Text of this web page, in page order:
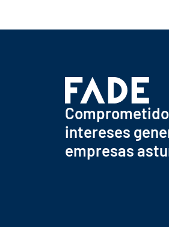
intereses
empresas